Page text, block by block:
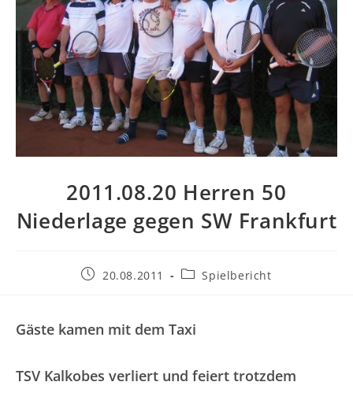
2011.08.20 Herren 50
Niederlage gegen SW Frankfurt
Beitrag20.08.2011
Beitrags-
Spielbericht
Gäste kamen mit dem Taxi
TSV Kalkobes verliert und feiert trotzdem